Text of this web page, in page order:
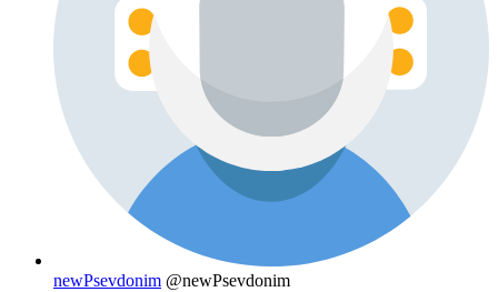
newPsevdonim @newPsevdonim